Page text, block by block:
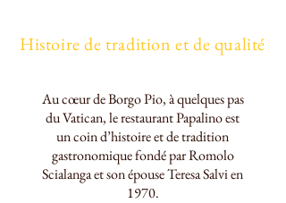
Histoire de tradition et de qualité
Au cœur de Borgo Pio, à quelques pas
du Vatican, le restaurant Papalino est
un coin d’histoire et de tradition
gastronomique fondé par Romolo
Scialanga et son épouse Teresa Salvi en
1970.